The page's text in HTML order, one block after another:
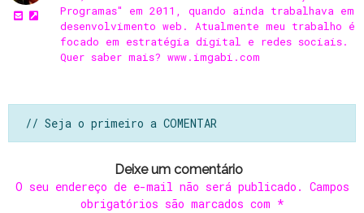
Programas" em 2011, quando ainda trabalhava em
desenvolvimento web. Atualmente meu trabalho é
focado em estratégia digital e redes sociais.
Quer saber mais? www.imgabi.com
// Seja o primeiro a COMENTAR
Deixe um comentário
O seu endereço de e-mail não será publicado. Campos
obrigatórios são marcados com *